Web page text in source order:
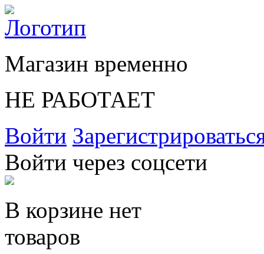
Магазин временно
НЕ РАБОТАЕТ
Войти
Войти через соцсети
В корзине нет
товаров